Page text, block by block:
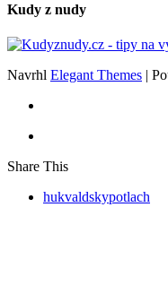
Kudy z nudy
Navrhl Elegant Themes |
Share This
hukvaldskypotlach